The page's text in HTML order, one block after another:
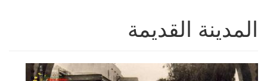
المدينة القديمة